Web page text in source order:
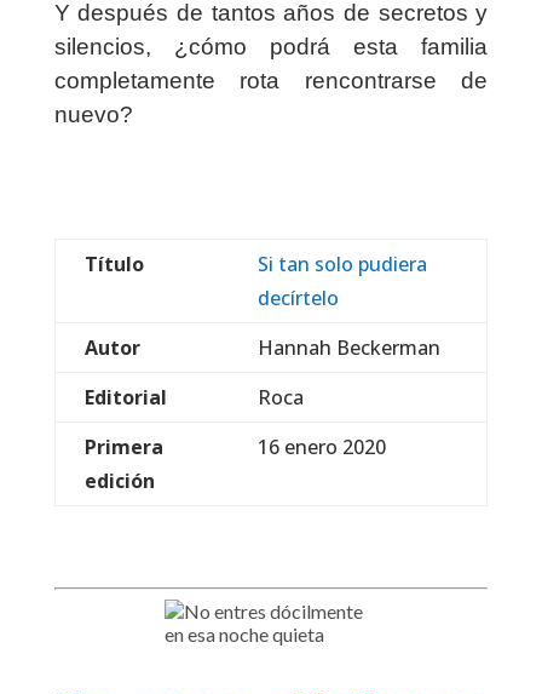
Y después de tantos años de secretos y
silencios, ¿cómo podrá esta familia
completamente rota rencontrarse de
nuevo?
Título
Si tan solo pudiera
decírtelo
Autor
Hannah Beckerman
Editorial
Roca
Primera
edición
16 enero 2020